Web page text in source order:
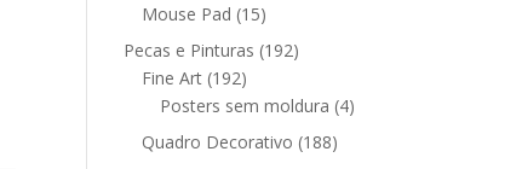
Mouse Pad 1515
produtos
Pecas e Pinturas 192192
Fine Art 192192
produtos
Posters sem moldura 44
Quadro Decorativo 188188